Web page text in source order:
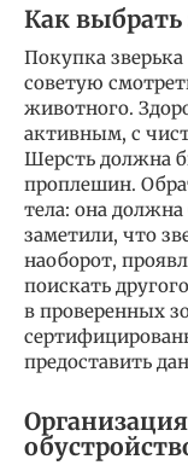
Как
Покупка
советую
животного.
активным, с
Шерсть должна
проплешин.
тела: она
заметили, что
наоборот,
поискать
в проверенных
предоставить